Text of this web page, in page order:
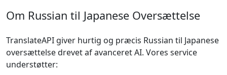
Om Russian til Japanese Oversættelse
TranslateAPI giver hurtig og præcis Russian til Japanese
oversættelse drevet af avanceret AI. Vores service
understøtter: